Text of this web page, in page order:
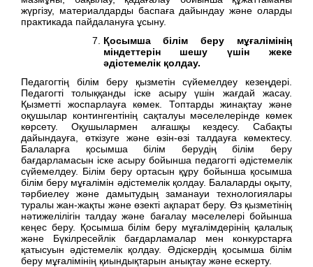
жүргізу, материалдарды баспаға дайындау және оларды
практикада пайдалануға ұсыну.
Қосымша білім беру мұғалімінің
міндеттерін шешу үшін жеке
әдістемелік қолдау.
Педагогтің білім беру қызметін сүйемелдеу кезеңдері.
Педагогті толыққанды іске асыру үшін жағдай жасау.
Қызметті жоспарлауға көмек. Топтарды жинақтау және
оқушылар контингентінің сақталуы мәселелерінде көмек
көрсету. Оқушылармен алғашқы кездесу. Сабақты
дайындауға, өткізуге және өзін-өзі талдауға көмектесу.
Балаларға қосымша білім берудің білім беру
бағдарламасын іске асыру бойынша педагогті әдістемелік
сүйемелдеу. Білім беру ортасын құру бойынша қосымша
білім беру мұғалімін әдістемелік қолдау. Балаларды оқыту,
тәрбиелеу және дамытудың заманауи технологиялары
туралы жан-жақты және өзекті ақпарат беру. Өз қызметінің
нәтижелілігін талдау және бағалау мәселелері бойынша
кеңес беру. Қосымша білім беру мұғалімдерінің қалалық
және Бүкілресейлік бағдарламалар мен конкурстарға
қатысуын әдістемелік қолдау. Әдіскердің қосымша білім
беру мұғалімінің қиындықтарын анықтау және ескерту.